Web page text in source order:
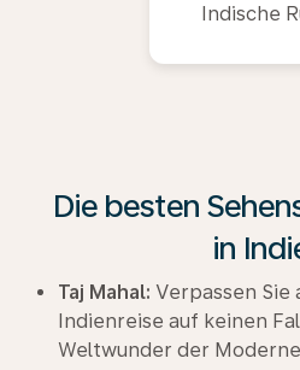
Indische
Die besten
in
Taj Mahal: Verpassen Sie
Indienreise auf keinen
Weltwunder der